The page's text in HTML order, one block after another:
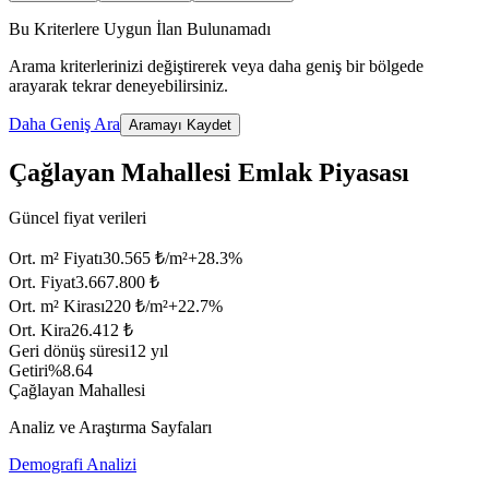
Bu Kriterlere Uygun İlan Bulunamadı
Arama kriterlerinizi değiştirerek veya daha geniş bir bölgede
arayarak tekrar deneyebilirsiniz.
Daha Geniş Ara Aramayı Kaydet
Çağlayan Mahallesi Emlak Piyasası
Güncel fiyat verileri
Ort. m² Fiyatı30.565 ₺/m²+28.3%
Ort. Fiyat3.667.800 ₺
Ort. m² Kirası220 ₺/m²+22.7%
Ort. Kira26.412 ₺
Geri dönüş süresi12 yıl
Getiri%8.64
Çağlayan Mahallesi
Analiz ve Araştırma Sayfaları
Demografi Analizi